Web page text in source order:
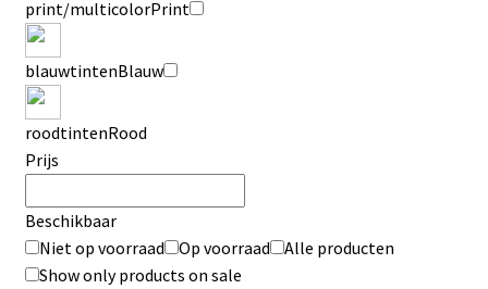
print/multicolorPrint
blauwtintenBlauw
roodtintenRood
Prijs
Beschikbaar
Niet op voorraad
Op voorraad
Alle producten
Show only products on sale